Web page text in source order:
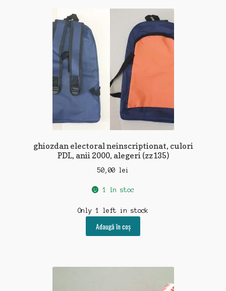
ghiozdan electoral neinscriptionat, culori
PDL, anii 2000, alegeri (zz135)
50,00 lei
1 în stoc
Only 1 left in stock
Adaugă în coș